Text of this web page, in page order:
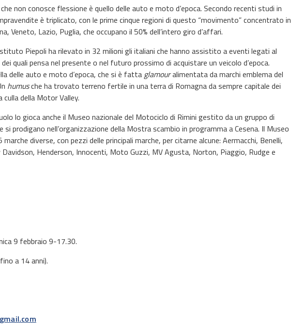
non conosce flessione è quello delle auto e moto d’epoca. Secondo recenti studi in
è triplicato, con le prime cinque regioni di questo “movimento” concentrato in
Veneto, Lazio, Puglia, che occupano il 50% dell’intero giro d’affari.
Piepoli ha rilevato in 32 milioni gli italiani che hanno assistito a eventi legati al
quali pensa nel presente o nel futuro prossimo di acquistare un veicolo d’epoca.
delle auto e moto d’epoca, che si è fatta glamouralimentata da marchi emblema del
humusche ha trovato terreno fertile in una terra di Romagna da sempre capitale dei
della Motor Valley.
lo gioca anche il Museo nazionale del Motociclo di Rimini gestito da un gruppo di
prodigano nell’organizzazione della Mostra scambio in programma a Cesena. Il Museo
diverse, con pezzi delle principali marche, per citarne alcune: Aermacchi, Benelli,
Davidson, Henderson, Innocenti, Moto Guzzi, MV Agusta, Norton, Piaggio, Rudge e
9 febbraio 9-17.30.
a 14 anni).